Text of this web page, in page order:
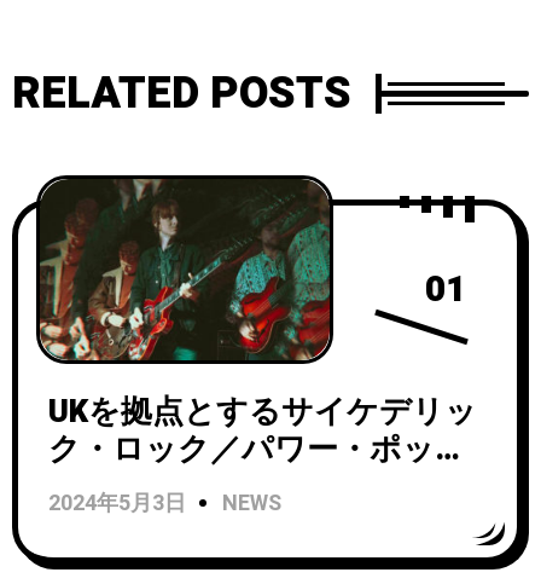
RELATED POSTS
01
UKを拠点とするサイケデリッ
ク・ロック／パワー・ポッ
プ・バンド、BLACK MARKET
KARMAがニュー・アルバム
『Aped Flair And Hijacked
2024年5月3日 NEWS